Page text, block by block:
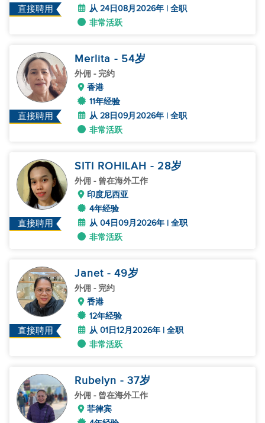
直接聘用
从 24日08月2026年 | 全职
非常活跃
直接聘用
Merlita - 54岁
外佣 - 完约
香港
11年经验
从 28日09月2026年 | 全职
非常活跃
直接聘用
SITI ROHILAH - 28岁
外佣 - 曾在海外工作
印度尼西亚
4年经验
从 04日09月2026年 | 全职
非常活跃
直接聘用
Janet - 49岁
外佣 - 完约
香港
12年经验
从 01日12月2026年 | 全职
非常活跃
Rubelyn - 37岁
外佣 - 曾在海外工作
菲律宾